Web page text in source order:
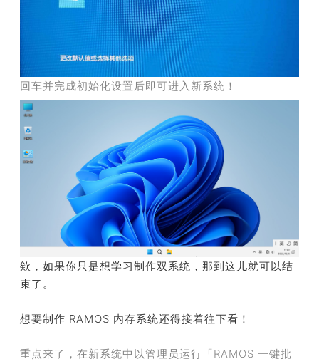
回车并完成初始化设置后即可进入新系统！
欸，如果你只是想学习制作双系统，那到这儿就可以结
束了。
想要制作 RAMOS 内存系统还得接着往下看！
重点来了，在新系统中以管理员运行「RAMOS 一键批